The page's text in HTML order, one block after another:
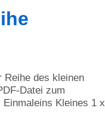
Reihe des kleinen
Datei zum
Kleines 1 x